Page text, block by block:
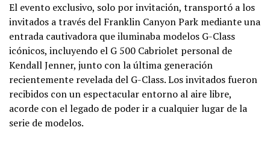
El evento exclusivo, solo por invitación, transportó a los
invitados a través del Franklin Canyon Park mediante una
entrada cautivadora que iluminaba modelos G-Class
icónicos, incluyendo el G 500 Cabriolet personal de
Kendall Jenner, junto con la última generación
recientemente revelada del G-Class. Los invitados fueron
recibidos con un espectacular entorno al aire libre,
acorde con el legado de poder ir a cualquier lugar de la
serie de modelos.